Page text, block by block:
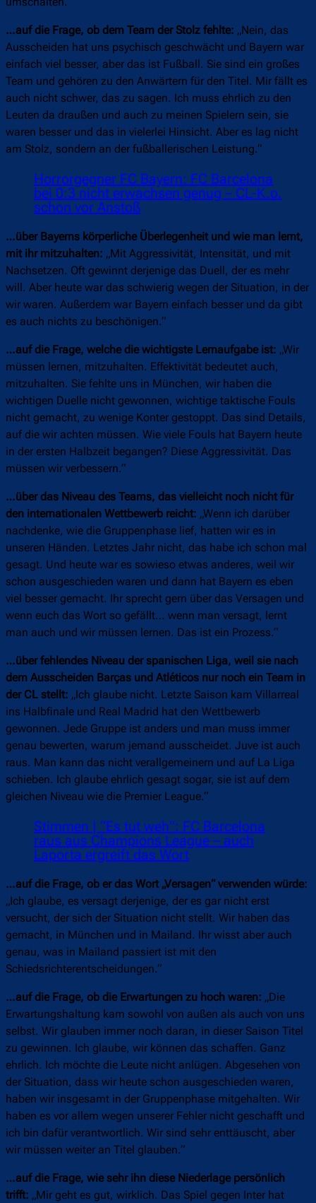
…auf die Frage, ob dem Team der Stolz fehlte: „Nein, das
Ausscheiden hat uns psychisch geschwächt und Bayern war
einfach viel besser, aber das ist Fußball. Sie sind ein großes
Team und gehören zu den Anwärtern für den Titel. Mir fällt es
auch nicht schwer, das zu sagen. Ich muss ehrlich zu den
Leuten da draußen und auch zu meinen Spielern sein, sie
waren besser und das in vielerlei Hinsicht. Aber es lag nicht
am Stolz, sondern an der fußballerischen Leistung.“
Horrorgegner FC Bayern: FC Barcelona
bei 0:3 nicht erwachsen genug – CL-K.o.
schon vor Anstoß
…über Bayerns körperliche Überlegenheit und wie man lernt,
mit ihr mitzuhalten: „Mit Aggressivität, Intensität, und mit
Nachsetzen. Oft gewinnt derjenige das Duell, der es mehr
will. Aber heute war das schwierig wegen der Situation, in der
wir waren. Außerdem war Bayern einfach besser und da gibt
es auch nichts zu beschönigen.“
…auf die Frage, welche die wichtigste Lernaufgabe ist: „Wir
müssen lernen, mitzuhalten. Effektivität bedeutet auch,
mitzuhalten. Sie fehlte uns in München, wir haben die
wichtigen Duelle nicht gewonnen, wichtige taktische Fouls
nicht gemacht, zu wenige Konter gestoppt. Das sind Details,
auf die wir achten müssen. Wie viele Fouls hat Bayern heute
in der ersten Halbzeit begangen? Diese Aggressivität. Das
müssen wir verbessern.“
…über das Niveau des Teams, das vielleicht noch nicht für
den internationalen Wettbewerb reicht: „Wenn ich darüber
nachdenke, wie die Gruppenphase lief, hatten wir es in
unseren Händen. Letztes Jahr nicht, das habe ich schon mal
gesagt. Und heute war es sowieso etwas anderes, weil wir
schon ausgeschieden waren und dann hat Bayern es eben
viel besser gemacht. Ihr sprecht gern über das Versagen und
wenn euch das Wort so gefällt… wenn man versagt, lernt
man auch und wir müssen lernen. Das ist ein Prozess.“
…über fehlendes Niveau der spanischen Liga, weil sie nach
dem Ausscheiden Barças und Atléticos nur noch ein Team in
der CL stellt: „Ich glaube nicht. Letzte Saison kam Villarreal
ins Halbfinale und Real Madrid hat den Wettbewerb
gewonnen. Jede Gruppe ist anders und man muss immer
genau bewerten, warum jemand ausscheidet. Juve ist auch
raus. Man kann das nicht verallgemeinern und auf La Liga
schieben. Ich glaube ehrlich gesagt sogar, sie ist auf dem
gleichen Niveau wie die Premier League.“
Stimmen | “Es tut weh”: FC Barcelona
raus aus Champions League – auch
Laporta ergreift das Wort
…auf die Frage, ob er das Wort „Versagen“ verwenden würde:
„Ich glaube, es versagt derjenige, der es gar nicht erst
versucht, der sich der Situation nicht stellt. Wir haben das
gemacht, in München und in Mailand. Ihr wisst aber auch
genau, was in Mailand passiert ist mit den
Schiedsrichterentscheidungen.“
…auf die Frage, ob die Erwartungen zu hoch waren: „Die
Erwartungshaltung kam sowohl von außen als auch von uns
selbst. Wir glauben immer noch daran, in dieser Saison Titel
zu gewinnen. Ich glaube, wir können das schaffen. Ganz
ehrlich. Ich möchte die Leute nicht anlügen. Abgesehen von
der Situation, dass wir heute schon ausgeschieden waren,
haben wir insgesamt in der Gruppenphase mitgehalten. Wir
haben es vor allem wegen unserer Fehler nicht geschafft und
ich bin dafür verantwortlich. Wir sind sehr enttäuscht, aber
wir müssen weiter an Titel glauben.“
…auf die Frage, wie sehr ihn diese Niederlage persönlich
trifft: „Mir geht es gut, wirklich. Das Spiel gegen Inter hat